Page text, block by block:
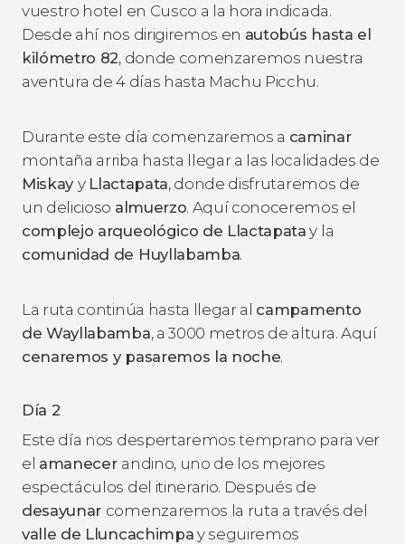
vuestro hotel en Cusco a la hora indicada.
Desde ahí nos dirigiremos en autobús hasta el
kilómetro 82, donde comenzaremos nuestra
aventura de 4 días hasta Machu Picchu.
Durante este día comenzaremos a caminar
montaña arriba hasta llegar a las localidades de
Miskay y Llactapata, donde disfrutaremos de
un delicioso almuerzo. Aquí conoceremos el
complejo arqueológico de Llactapata y la
comunidad de Huyllabamba.
La ruta continúa hasta llegar al campamento
de Wayllabamba, a 3000 metros de altura. Aquí
cenaremos y pasaremos la noche.
Día 2
Este día nos despertaremos temprano para ver
el amanecer andino, uno de los mejores
espectáculos del itinerario. Después de
desayunar comenzaremos la ruta a través del
valle de Lluncachimpa y seguiremos